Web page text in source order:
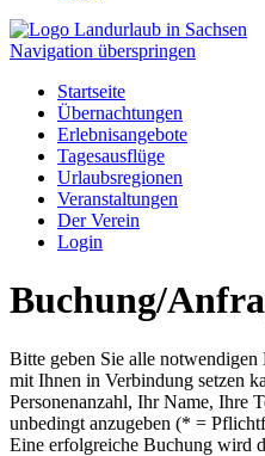
Navigation überspringen
Startseite
Übernachtungen
Erlebnisangebote
Tagesausflüge
Urlaubsregionen
Veranstaltungen
Der Verein
Login
Buchung/
Bitte geben Sie alle
mit Ihnen in Verbindung setzen
Personenanzahl, Ihr Name, Ihre
unbedingt anzugeben (* =
Eine erfolgreiche Buchung wird